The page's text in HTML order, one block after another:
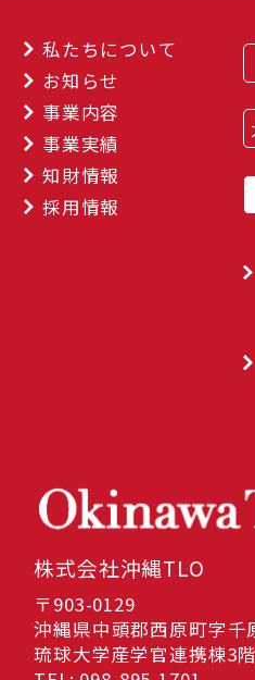
私たちについて
お知らせ
事業内容
事業実績
知財情報
採用情報
株式会社沖縄TLO
〒903-0129
沖縄県中頭郡西原町字千
琉球大学産学官連携棟3階